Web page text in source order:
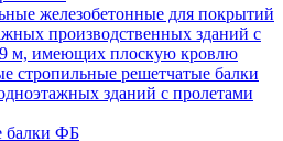
железобетонные для покрытий
производственных зданий с
м, имеющих плоскую кровлю
стропильные решетчатые балки
зданий с пролетами
балки ФБ